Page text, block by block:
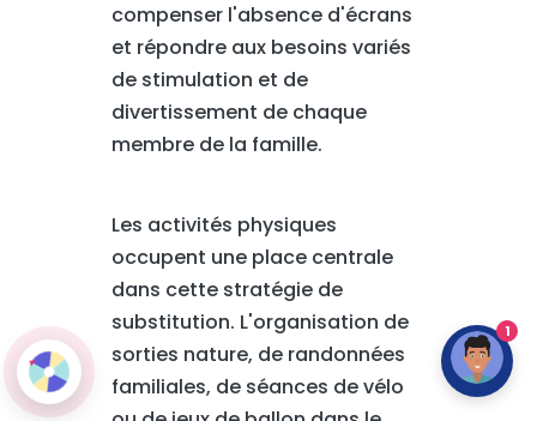
compenser l'absence d'écrans
et répondre aux besoins variés
de stimulation et de
divertissement de chaque
membre de la famille.
Les activités physiques
occupent une place centrale
dans cette stratégie de
substitution. L'organisation de
sorties nature, de randonnées
familiales, de séances de vélo
1